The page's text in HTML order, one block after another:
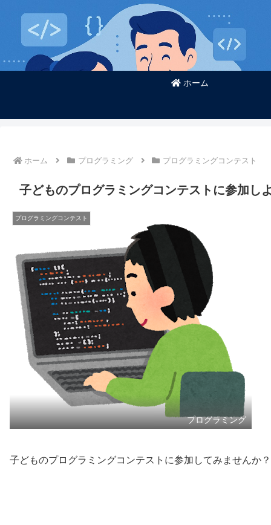
ホーム
ホーム プログラミング プログラミングコンテスト
子どものプログラミングコンテストに参加し
プログラミングコンテスト
プログラミング
子どものプログラミングコンテストに参加してみませんか？